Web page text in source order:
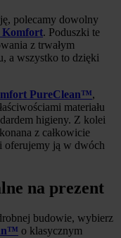
polecamy dowolny
Komfort. Poduszki te
z trwałym
a wszystko to dzięki
PureClean™,
materiału
higieny. Z kolei
z całkowicie
oferujemy ją w dwóch
na prezent
budowie, wybierz
o klasycznym